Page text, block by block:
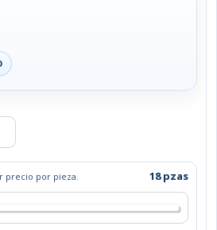
precio por pieza. 18 pzas